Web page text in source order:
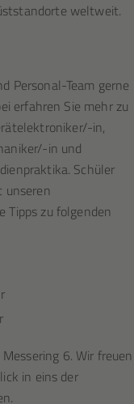
weltweit.
Personal-Team gerne
erfahren Sie mehr zu
in,
in und
Schüler
unseren
Tipps zu folgenden
6. Wir freuen
in eins der